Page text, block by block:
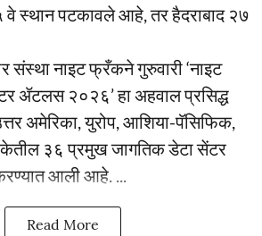
वे स्थान पटकावले आहे, तर हैदराबाद २७
संस्था नाइट फ्रँकने गुरुवारी ‘नाइट
ॲटलस २०२६’ हा अहवाल प्रसिद्ध
अमेरिका, युरोप, आशिया-पॅसिफिक,
३६ प्रमुख जागतिक डेटा सेंटर
आली आहे. ...
Read More